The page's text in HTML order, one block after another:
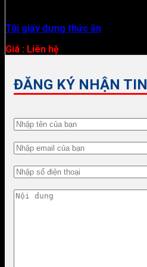
Túi giấy đựng thức ăn
Giá : Liên hệ
ĐĂNG KÝ NHẬN TIN